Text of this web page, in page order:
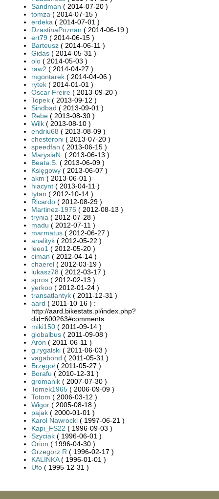
Sandman ( 2014-07-20 )
tomza ( 2014-07-15 )
erdeka ( 2014-07-01 )
DzastinaPoznan ( 2014-06-19 )
ert79 ( 2014-06-15 )
Barteusz ( 2014-06-11 )
Gidas ( 2014-05-31 )
olo ( 2014-05-03 )
raw2 ( 2014-04-27 )
mgontarek ( 2014-04-06 )
rytek ( 2014-01-01 )
Oscar Freire ( 2013-09-20 )
Topek ( 2013-09-12 )
Sindbad ( 2013-09-01 )
Rebe ( 2013-08-30 )
Wilk ( 2013-08-10 )
endriu68 ( 2013-08-09 )
chesteroni ( 2013-07-20 )
speedfan ( 2013-06-15 )
MarysiaN. ( 2013-06-13 )
Beata.S. ( 2013-06-09 )
Księgowy ( 2013-06-07 )
akm ( 2013-06-01 )
hiacynt ( 2013-04-11 )
tytan ( 2012-10-14 )
Ricardo ( 2012-08-29 )
Martinez-1975 ( 2012-08-13 )
trynia ( 2012-07-28 )
madu ( 2012-07-11 )
marmatus ( 2012-06-27 )
analityk ( 2012-05-22 )
leeo1 ( 2012-05-20 )
ciman ( 2012-04-14 )
chaerel ( 2012-03-19 )
lukasz78 ( 2012-03-17 )
spros ( 2012-02-13 )
yerkoo ( 2012-01-24 )
transatlantyk ( 2011-12-31 )
aard ( 2011-10-16 ) :
http://aard.bikestats.pl/index.php?
did=600263#comments
miki150 ( 2011-09-14 )
globalbus ( 2011-09-08 )
Aron ( 2011-06-11 )
g.rygalski ( 2011-06-03 )
vagabond ( 2011-05-31 )
Brzęgoł ( 2011-05-27 )
Borafu ( 2010-12-31 )
gromanik ( 2007-07-30 )
Tomek1965 ( 2006-09-09 )
Totom ( 2006-03-12 )
Wigor ( 2005-08-18 )
pajak ( 2000-01-01 )
Karol Nawrocki ( 1997-06-21 )
Kapi_FS22 ( 1996-09-03 )
Szyciak ( 1996-06-01 )
Orion ( 1996-04-30 )
Grzegorz R ( 1996-02-17 )
KALINKA( 1996-01-01 )
Ufo ( 1995-12-31 )